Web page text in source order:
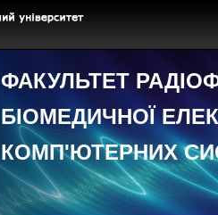
ФАКУЛЬТЕТ
БIОМЕДИЧНОЇ
КОМП'ЮТЕРНИХ